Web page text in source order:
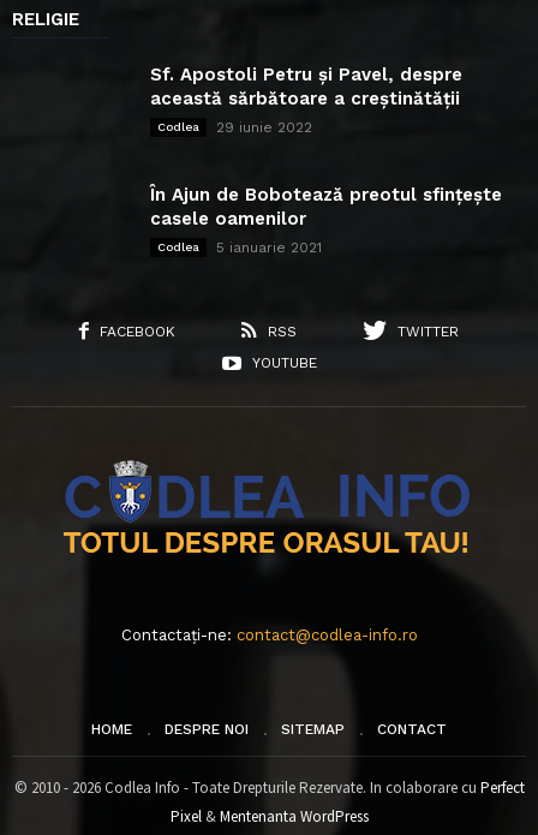
RELIGIE
Sf. Apostoli Petru și Pavel, despre
această sărbătoare a creștinătății
Codlea 29 iunie 2022
În Ajun de Bobotează preotul sfințește
casele oamenilor
Codlea 5 ianuarie 2021
FACEBOOK RSS
TWITTER
YOUTUBE
Contactați-ne: contact@codlea-info.ro
HOME DESPRE NOI SITEMAP CONTACT
© 2010 - 2026 Codlea Info - Toate Drepturile Rezervate. In colaborare cu Perfect
Pixel&Mentenanta WordPress